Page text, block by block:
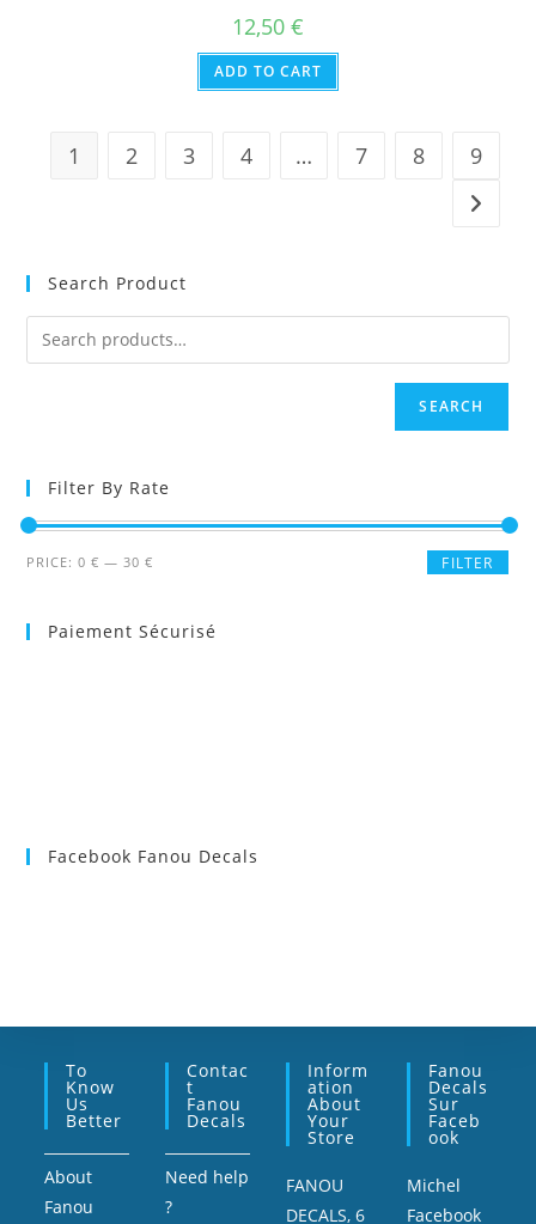
12,50 €
ADD TO CART
1 2 3 4 … 7 8 9
Search Product
SEARCH
Filter By Rate
Min
Max
FILTER
PRICE:0 € — 30 €
Paiement Sécurisé
Facebook Fanou Decals
To
Know
Us
Better
About
Fanou
Contac
T
Fanou
Decals
Need help
?
Inform
Ation
About
Your
Store
FANOU
DECALS, 6
Fanou
Decals
Sur
Faceb
Ook
Michel
Facebook